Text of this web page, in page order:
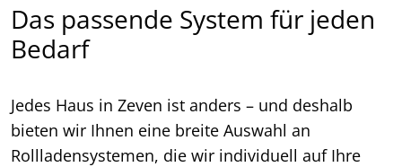
Das passende System für jeden
Bedarf
Jedes Haus in Zeven ist anders – und deshalb
bieten wir Ihnen eine breite Auswahl an
Rollladensystemen, die wir individuell auf Ihre